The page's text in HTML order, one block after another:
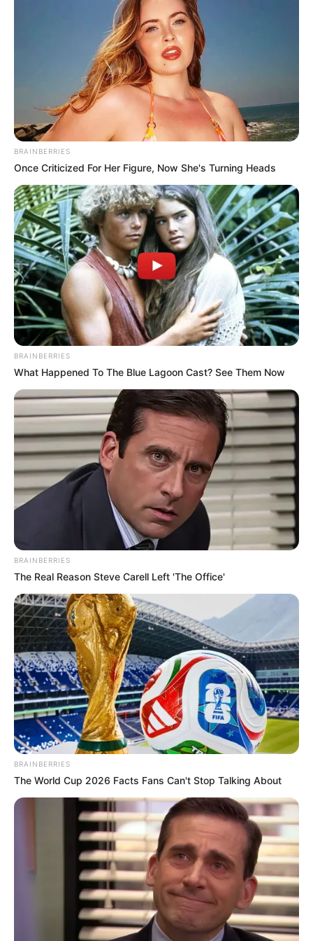
és ezt akarta hallani tőle. A lemondott miniszter azt
is állítja, hogy Magyar súlyos nárcisztikus
személyiségzavarban szenved, és még most is
SMS-ekben fenyegetőzik.
Ez volt Magyar Péter és Varga Judit álomszép
családi fészke: a balatoni luxusingatlan sem volt
elég ahhoz, hogy kitartsanak egymás mellett
Varga egyébként nem engedélyezi, hogy az
emberek hozzászóljanak a legújabb posztjaihoz,
mindegyik bejegyzésénél tiltotta a kommenteket,
úgyhogy aki mindenképpen ki akarja fejezni
véleményét a közösségi oldalán, az kénytelen
visszagörgetni a február 10-ei posztjához.
A volt igazságügyi miniszter nemrég viszont
lelepleződött, ugyanis nemrég kiderült, hogy sok
vásárolt, vietnámi lájk van a posztjai alatt, és most
az is összeszámolták, hogy a vietnámiak mellett
hány török kamulájk található Varga bejegyzései
alatt.
A lakmusz.hu összesen 4500 lájkot nézett át, amik
között 581 török profilt találtak.Ezek a profilok
BRAINBERRIES
Once Criticized For Her Figure, Now She's Turning Heads
BRAINBERRIES
What Happened To The Blue Lagoon Cast? See Them Now
BRAINBERRIES
The Real Reason Steve Carell Left 'The Office'
BRAINBERRIES
The World Cup 2026 Facts Fans Can't Stop Talking About